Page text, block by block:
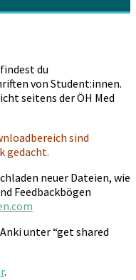
du
von Student:innen.
seitens der ÖH Med
sind
gedacht.
neuer Dateien, wie
Feedbackbögen
unter “get shared
.